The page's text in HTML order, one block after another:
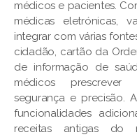
médicos e pacientes.
médicas eletrónicas,
integrar com várias
cidadão, cartão da
de informação de
médicos prescrever
segurança e precisão.
funcionalidades
receitas antigas do